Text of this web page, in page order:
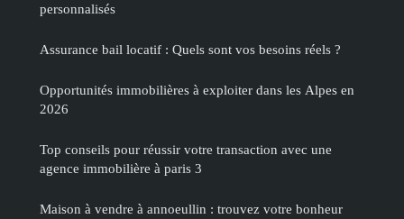
personnalisés
Assurance bail locatif : Quels sont vos besoins réels ?
Opportunités immobilières à exploiter dans les Alpes en
2026
Top conseils pour réussir votre transaction avec une
agence immobilière à paris 3
Maison à vendre à annoeullin : trouvez votre bonheur